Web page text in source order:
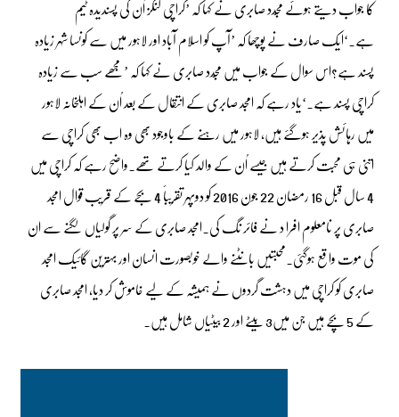
کا جواب دیتے ہوئے مجّدد صابری نے کہا کہ ’کراچی کنگز اُن کی پسندیدہ ٹیم
ہے۔‘ایک صارف نے پوچھا کہ ’آپ کو اسلام آباد اور لاہور میں سے کونسا شہر زیادہ
پسند ہے؟اس سوال کے جواب میں مجّدد صابری نے کہا کہ ’مجھے سب سے زیادہ
کراچی پسند ہے۔‘یاد رہے کہ امجد صابری کے انتقال کے بعد اُن کے اہلخانہ لاہور
میں رہائش پذیر ہوگئے ہیں، لاہور میں رہنے کے باوجود بھی وہ اب بھی کراچی سے
اتنی ہی محبت کرتے ہیں جیسے اُن کے والد کیا کرتے تھے۔واضح رہے کہ کراچی میں
4 سال قبل 16 رمضان 22 جون 2016 کو دوپہر تقریباََ 4 بجے کے قریب قوال امجد
صابری پر نامعلوم افرا د نے فائر نگ کی۔امجد صابری کے سر پر گولیاں لگنے سے ان
کی موت واقع ہوگئی۔محبتیں بانٹنے والے خوبصورت انسان اور بہترین گائیک امجد
صابری کو کراچی میں دہشت گردوں نے ہمیشہ کے لیے خاموش کر دیا، امجد صابری
کے 5 بچے ہیں جن میں3 بیٹے اور 2 بیٹیاں شامل ہیں۔